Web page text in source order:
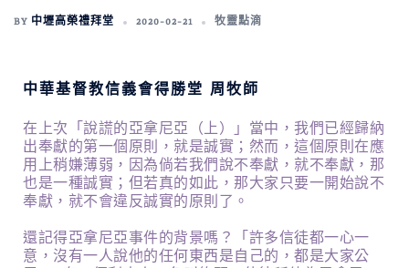
BY 中壢高榮禮拜堂 2020-02-21 牧靈點滴
中華基督教信義會得勝堂 周牧師
在上次「說謊的亞拿尼亞（上）」當中，我們已經歸納
出奉獻的第一個原則，就是誠實；然而，這個原則在應
用上稍嫌薄弱，因為倘若我們說不奉獻，就不奉獻，那
也是一種誠實；但若真的如此，那大家只要一開始說不
奉獻，就不會違反誠實的原則了。
還記得亞拿尼亞事件的背景嗎？「許多信徒都一心一
意，沒有一人說他的任何東西是自己的，都是大家公